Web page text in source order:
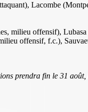
Lacombe
milieu offensif),
offensif, f.c.),
prendra fin le 31